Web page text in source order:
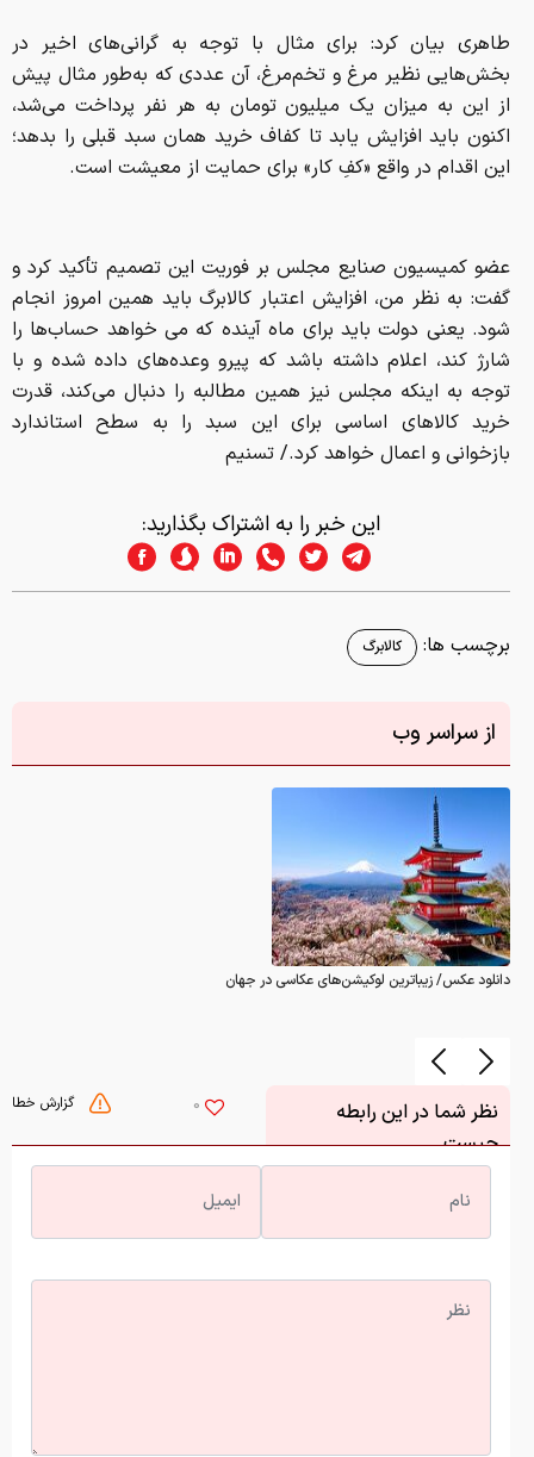
طاهری بیان کرد: برای مثال با توجه به گرانی‌های اخیر در
بخش‌هایی نظیر مرغ و تخم‌مرغ، آن عددی که به‌طور مثال پیش
از این به میزان یک میلیون تومان به هر نفر پرداخت می‌شد،
اکنون باید افزایش یابد تا کفاف خرید همان سبد قبلی را بدهد؛
این اقدام در واقع «کفِ کار» برای حمایت از معیشت است.
عضو کمیسیون صنایع مجلس بر فوریت این تصمیم تأکید کرد و
گفت: به نظر من، افزایش اعتبار کالابرگ باید همین امروز انجام
شود. یعنی دولت باید برای ماه آینده که می خواهد حساب‌ها را
شارژ کند، اعلام داشته باشد که پیرو وعده‌های داده شده و با
توجه به اینکه مجلس نیز همین مطالبه را دنبال می‌کند، قدرت
خرید کالاهای اساسی برای این سبد را به سطح استاندارد
بازخوانی و اعمال خواهد کرد./ تسنیم
این خبر را به اشتراک بگذارید:
برچسب ها: کالابرگ
از سراسر وب
دانلود عکس/ زیباترین لوکیشن‌های عکاسی در جهان
گزارش خطا 0
نظر شما در این رابطه
چیست